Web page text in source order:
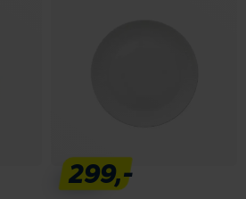
299,-